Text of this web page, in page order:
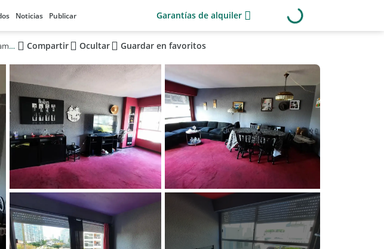
Noticias Publicar Garantías de alquiler
Venta de luminoso departamento moderno de 4 ambientes en Punta del Este Compartir Ocultar Guardar en favoritos